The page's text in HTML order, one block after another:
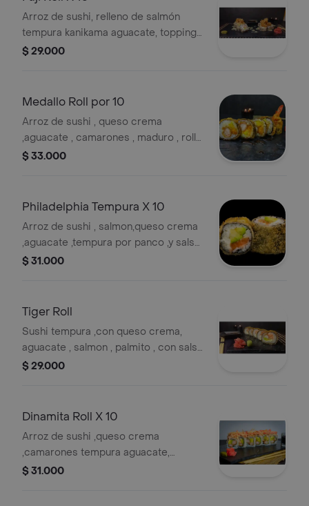
Arroz de sushi, relleno de salmón
tempura kanikama aguacate, topping
camarones apanados, salsa fuji.
$ 29.000
Medallo Roll por 10
Arroz de sushi , queso crema
,aguacate , camarones , maduro , rollo
tempura mas salsa mil mostaza .
$ 33.000
Philadelphia Tempura X 10
Arroz de sushi , salmon,queso crema
,aguacate ,tempura por panco ,y salsa
teriyaki.
$ 31.000
Tiger Roll
Sushi tempura ,con queso crema,
aguacate , salmon , palmito , con salsa
teriyaki .
$ 29.000
Dinamita Roll X 10
Arroz de sushi ,queso crema
,camarones tempura aguacate,
$ 31.000